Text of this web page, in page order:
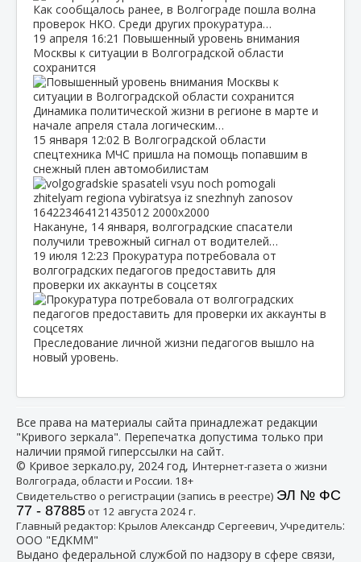
Как сообщалось ранее, в Волгограде пошла волна
проверок НКО. Среди других прокуратура…
19 апреля 16:21 Повышенный уровень внимания
Москвы к ситуации в Волгоградской области
сохранится
Динамика политической жизни в регионе в марте и
начале апреля стала логическим…
15 января 12:02 В Волгоградской области
спецтехника МЧС пришла на помощь попавшим в
снежный плен автомобилистам
Накануне, 14 января, волгоградские спасатели
получили тревожный сигнал от водителей…
19 июля 12:23 Прокуратура потребовала от
волгоградских педагогов предоставить для
проверки их аккаунты в соцсетях
Преследование личной жизни педагогов вышло на
новый уровень.
Все права на материалы сайта принадлежат редакции
"Кривого зеркала". Перепечатка допустима только при
наличии прямой гиперссылки на сайт.
© Кривое зеркало.ру, 2024 год, Интернет-газета о жизни
Волгограда, области и России. 18+
Свидетельство о регистрации (запись в реестре) ЭЛ № ФС
77 - 87885от 12 августа 2024 г.
Главный редактор: Крылов Александр Сергеевич, Учредитель:
ООО "ЕДКММ"
Выдано федеральной службой по надзору в сфере связи,